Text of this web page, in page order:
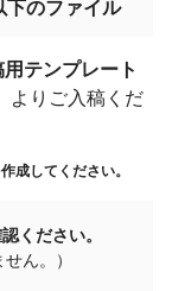
下のファイル
テンプレート
よりご入稿くだ
成してください。
ください。
ん。）